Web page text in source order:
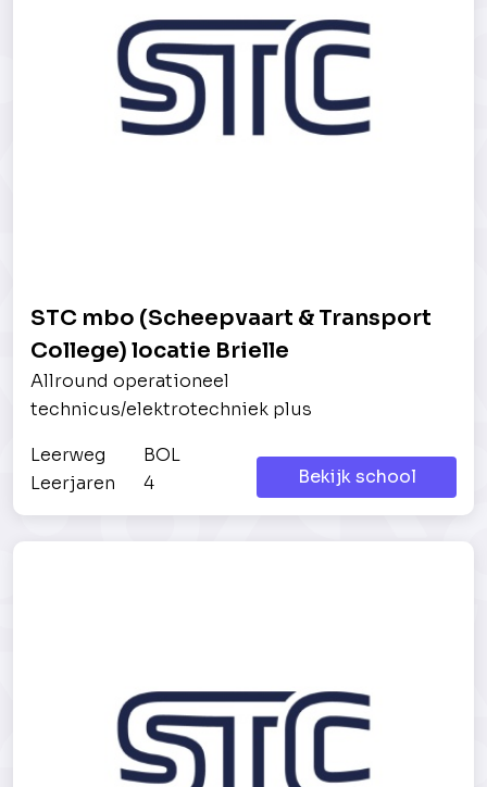
STC mbo (Scheepvaart & Transport
College) locatie Brielle
Allround operationeel
technicus/elektrotechniek plus
Leerweg
BOL
Leerjaren
4 Bekijk school